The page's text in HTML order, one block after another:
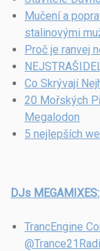
Mučení a
stalinovými
Proč je ranvej
Co Skrývají
20 Mořských
Megalodon
5 nejlepších
DJs MEGAMIXES:
TrancEngine